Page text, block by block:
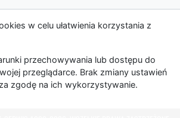
w celu ułatwienia korzystania z
przechowywania lub dostępu do
przeglądarce. Brak zmiany ustawień
zgodę na ich wykorzystywanie.